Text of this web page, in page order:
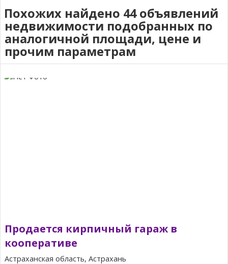
Похожих найдено 44 объявлений
недвижимости подобранных по
аналогичной площади, цене и
прочим параметрам
Продается кирпичный гараж в
кооперативе
Астраханская область, Астрахань